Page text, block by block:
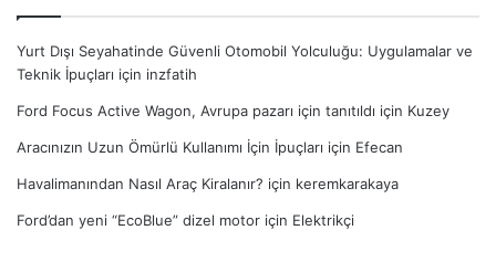
Yurt Dışı Seyahatinde Güvenli Otomobil Yolculuğu: Uygulamalar ve
Teknik İpuçları için inzfatih
Ford Focus Active Wagon, Avrupa pazarı için tanıtıldı için Kuzey
Aracınızın Uzun Ömürlü Kullanımı İçin İpuçları için Efecan
Havalimanından Nasıl Araç Kiralanır? için keremkarakaya
Ford’dan yeni “EcoBlue” dizel motor için Elektrikçi